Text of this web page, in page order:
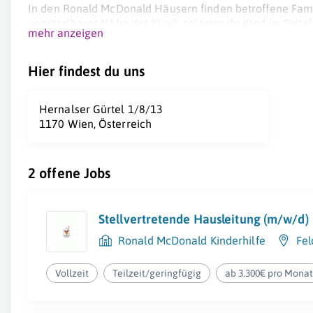
In den Ronald McDonald Häusern finden betroffene
Tag bei ihren kleinen Patienten sein und ihnen in einer
In Österreich beherbergen die fünf Ronald McDonald
mehr anzeigen
Hier findest du uns
Hernalser Gürtel 1/8/13
1170 Wien, Österreich
2 offene Jobs
Stellvertretende Hausleitung (m/w/d)
Ronald McDonald Kinderhilfe
Vollzeit Teilzeit/geringfügig ab 3.300€ pro Monat